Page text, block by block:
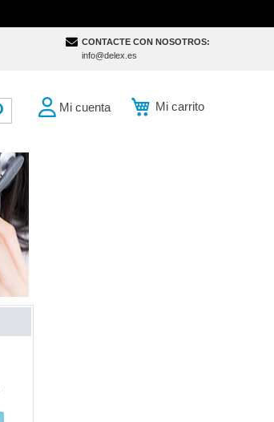
CONTACTE CON NOSOTROS:
info@delex.es
Mi carrito
Mi cuenta